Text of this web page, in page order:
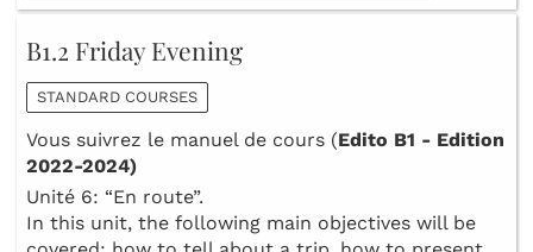
B1.2 Friday Evening
STANDARD COURSES
Vous suivrez le manuel de cours (Edito B1 - Edition
2022-2024)
Unité 6: “En route”.
In this unit, the following main objectives will be